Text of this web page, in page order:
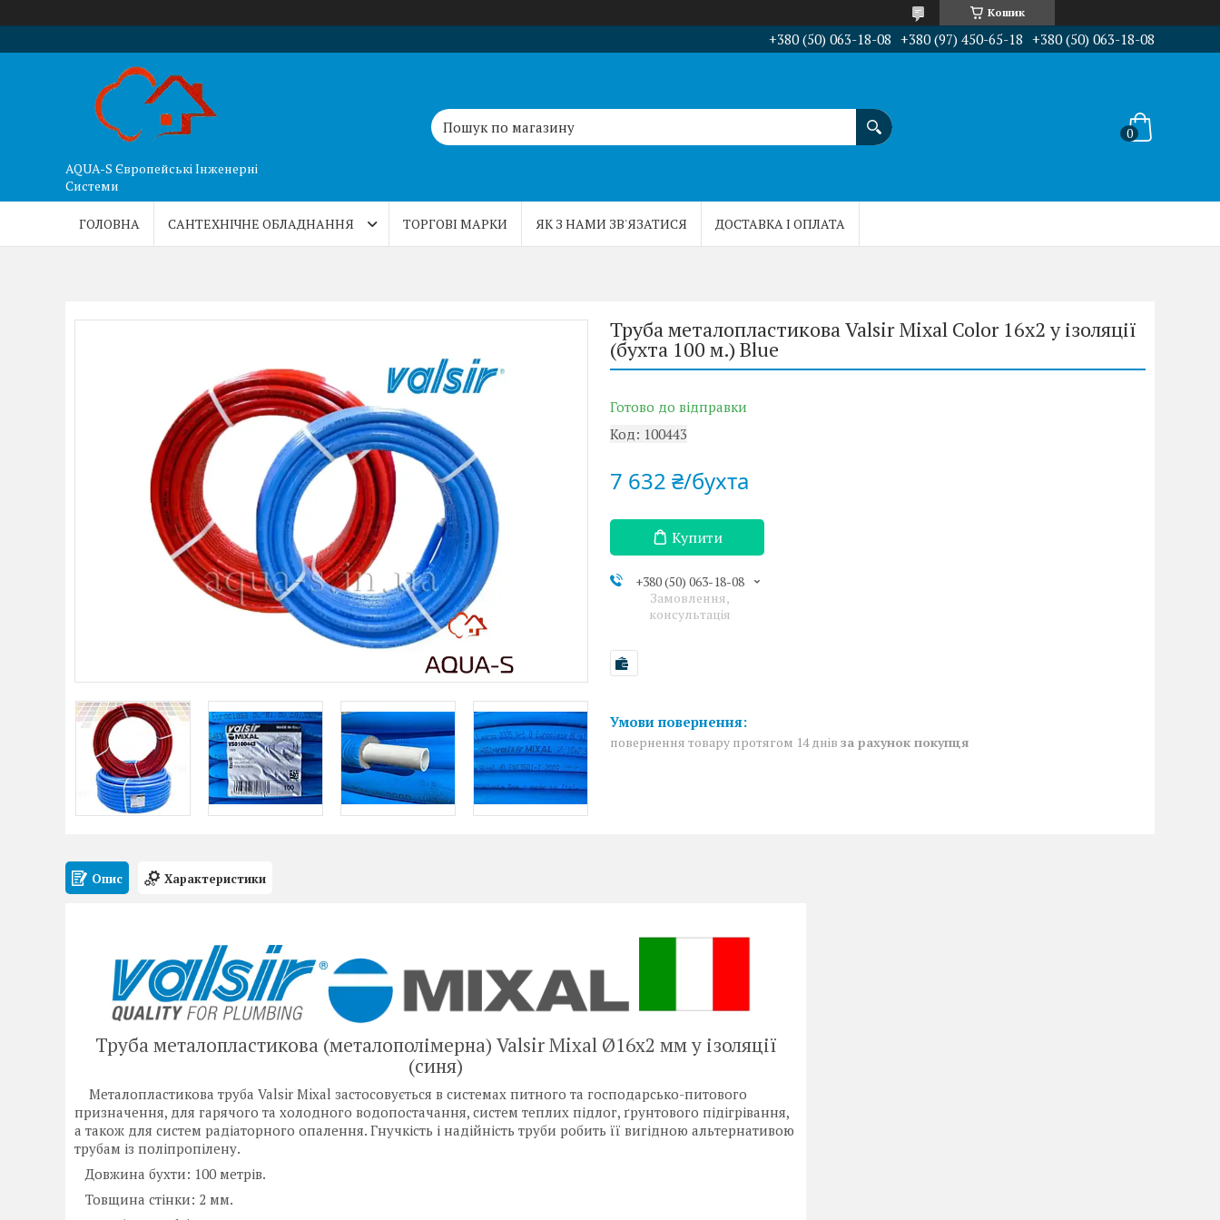
Кошик
+380 (50) 063-18-08 +380 (97) 450-65-18 +380 (50) 063-18-08
AQUA-S Європейські Інженерні
Системи
ГОЛОВНА САНТЕХНІЧНЕ ОБЛАДНАННЯ ТОРГОВІ МАРКИ ЯК З НАМИ ЗВ'ЯЗАТИСЯ ДОСТАВКА І ОПЛАТА
Труба металопластикова Valsir Mixal Color 16х2 у ізоляції
(бухта 100 м.) Blue
Готово до відправки
Код: 100443
7 632 ₴/бухта
Купити
+380 (50) 063-18-08
Замовлення,
консультація
повернення товару протягом 14 днів за рахунок покупця
Опис Характеристики
Труба металопластикова (металополімерна) Valsir Mixal Ø16x2 мм у ізоляції
(синя)
Металопластикова труба Valsir Mixal застосовується в системах питного та господарсько-питового
призначення, для гарячого та холодного водопостачання, систем теплих підлог, ґрунтового підігрівання,
а також для систем радіаторного опалення. Гнучкість і надійність труби робить її вигідною альтернативою
трубам із поліпропілену.
Довжина бухти: 100 метрів.
Товщина стінки: 2 мм.